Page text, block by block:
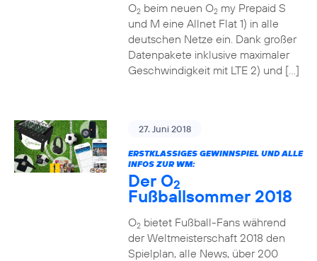
O2beim neuen O2my Prepaid S
und M eine Allnet Flat 1) in alle
deutschen Netze ein. Dank großer
Datenpakete inklusive maximaler
Geschwindigkeit mit LTE 2) und […]
27. Juni 2018
ERSTKLASSIGES GEWINNSPIEL UND ALLE
INFOS ZUR WM:
Der O2
Fußballsommer 2018
O2bietet Fußball-Fans während
der Weltmeisterschaft 2018 den
Spielplan, alle News, über 200